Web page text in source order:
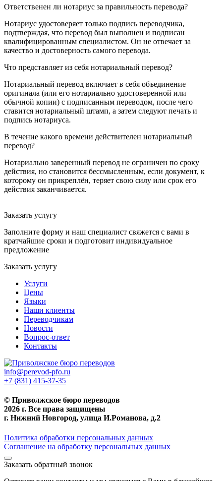
Ответственен ли нотариус за правильность перевода?
Нотариус удостоверяет только подпись переводчика,
подтверждая, что перевод был выполнен и подписан
квалифицированным специалистом. Он не отвечает за
качество и достоверность самого перевода.
Что представляет из себя нотариальный перевод?
Нотариальный перевод включает в себя объединение
оригинала (или его нотариально удостоверенной или
обычной копии) с подписанным переводом, после чего
ставится нотариальный штамп, а затем следуют печать и
подпись нотариуса.
В течение какого времени действителен нотариальный
перевод?
Нотариально заверенный перевод не ограничен по сроку
действия, но становится бессмысленным, если документ, к
которому он прикреплён, теряет свою силу или срок его
действия заканчивается.
Заказать услугу
Заполните форму и наш специалист свяжется с вами в
кратчайшие сроки и подготовит индивидуальное
предложение
Заказать услугу
Услуги
Цены
Языки
Наши клиенты
Переводчикам
Новости
Вопрос-ответ
Контакты
info@perevod-pfo.ru
+7 (831) 415-37-35
© Приволжское бюро переводов
2026 г. Все права защищены
г. Нижний Новгород, улица И.Романова, д.2
Политика обработки персональных данных
Соглашение на обработку персональных данных
Заказать обратный звонок